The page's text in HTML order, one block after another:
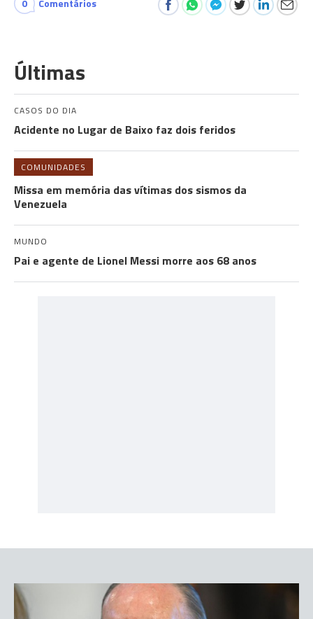
0 Comentários
Últimas
CASOS DO DIA
Acidente no Lugar de Baixo faz dois feridos
COMUNIDADES
Missa em memória das vítimas dos sismos da
Venezuela
MUNDO
Pai e agente de Lionel Messi morre aos 68 anos